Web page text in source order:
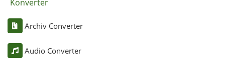
Konverter
Archiv Converter
Audio Converter